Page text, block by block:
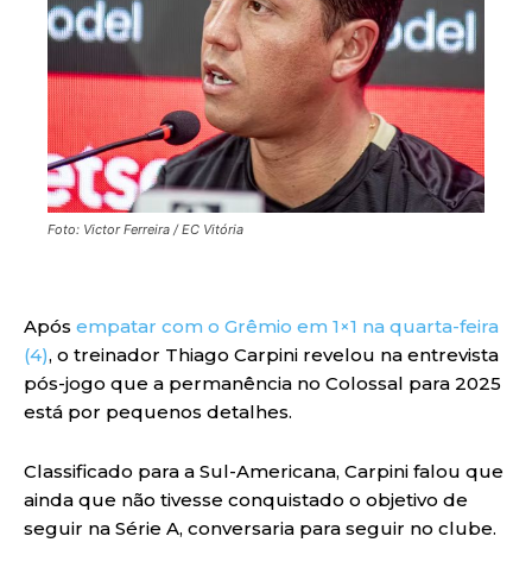
Foto: Victor Ferreira / EC Vitória
Após empatar com o Grêmio em 1×1 na quarta-feira
(4), o treinador Thiago Carpini revelou na entrevista
pós-jogo que a permanência no Colossal para 2025
está por pequenos detalhes.
Classificado para a Sul-Americana, Carpini falou que
ainda que não tivesse conquistado o objetivo de
seguir na Série A, conversaria para seguir no clube.